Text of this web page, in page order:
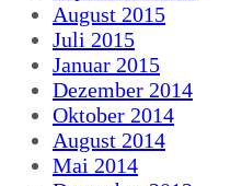
August 2015
Juli 2015
Januar 2015
Dezember 2014
Oktober 2014
August 2014
Mai 2014